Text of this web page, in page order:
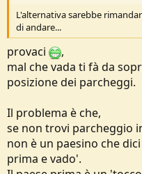
L'alternativa sarebbe
di andare...
provaci
,
mal che vada ti fà da
posizione dei parcheggi.
Il problema è che,
se non trovi parcheggio
non è un paesino che
prima e vado'.